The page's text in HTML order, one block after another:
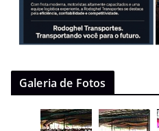
Galeria de Fotos